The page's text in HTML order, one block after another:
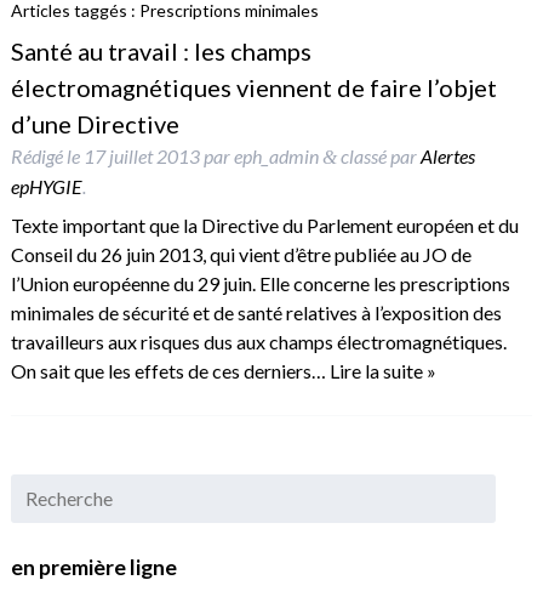
Articles taggés : Prescriptions minimales
Santé au travail : les champs
électromagnétiques viennent de faire l’objet
d’une Directive
Rédigé le 17 juillet 2013pareph_admin &classé parAlertes
epHYGIE.
Texte important que la Directive du Parlement européen et du
Conseil du 26 juin 2013, qui vient d’être publiée au JO de
l’Union européenne du 29 juin. Elle concerne les prescriptions
minimales de sécurité et de santé relatives à l’exposition des
travailleurs aux risques dus aux champs électromagnétiques.
On sait que les effets de ces derniers… Lire la suite »
en première ligne